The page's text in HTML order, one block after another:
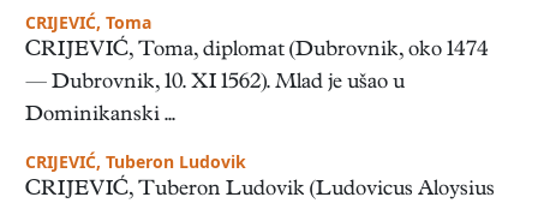
CRIJEVIĆ, Toma
CRIJEVIĆ, Toma, diplomat (Dubrovnik, oko 1474
— Dubrovnik, 10. XI 1562). Mlad je ušao u
Dominikanski ...
CRIJEVIĆ, Tuberon Ludovik
CRIJEVIĆ, Tuberon Ludovik (Ludovicus Aloysius